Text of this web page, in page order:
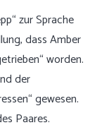
zur Sprache
dass Amber
worden.
der
gewesen.
Paares.